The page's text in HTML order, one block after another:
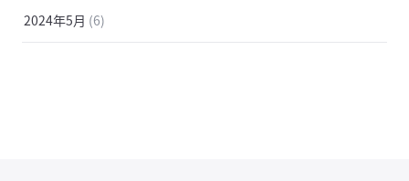
2024年5月 (6)